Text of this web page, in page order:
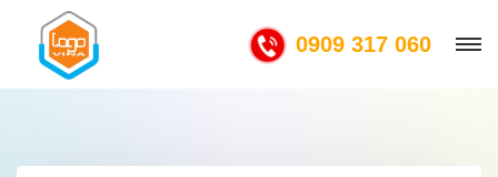
0909 317 060